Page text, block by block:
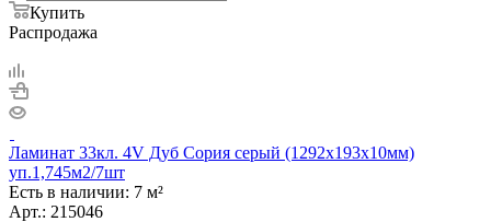
Купить
Распродажа
Ламинат 33кл. 4V Дуб Сория серый (1292х193х10мм)
уп.1,745м2/7шт
Есть в наличии: 7 м²
Арт.: 215046